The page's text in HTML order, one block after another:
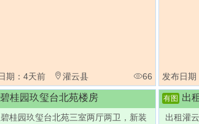
期：4天前 灌云县 66 发布日
桂园玖玺台北苑楼房
桂园玖玺台北苑三室两厅两卫，新装
有图 出
出租灌